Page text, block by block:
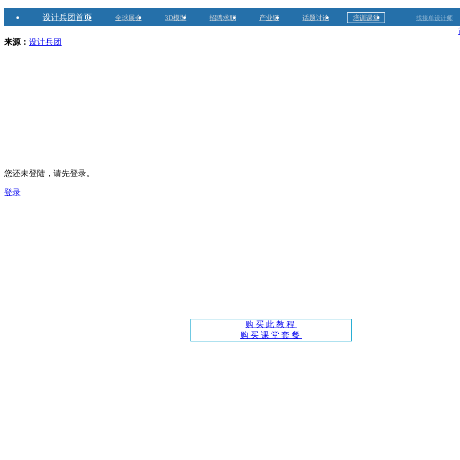
设计兵团首页 全球展会 3D模型 招聘求职 产业链 话题讨论 培训课堂 找接单设计师
来源： 设计兵团
您还未登陆，请先登录。
登录
购买此教程
购买课堂套餐